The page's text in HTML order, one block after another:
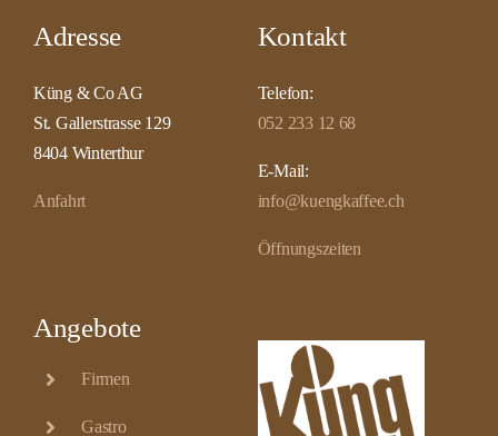
Adresse
Küng & Co AG
St. Gallerstrasse 129
8404 Winterthur
Anfahrt
Kontakt
Telefon:
052 233 12 68
E-Mail:
info@kuengkaffee.ch
Öffnungszeiten
Angebote
Firmen
Gastro